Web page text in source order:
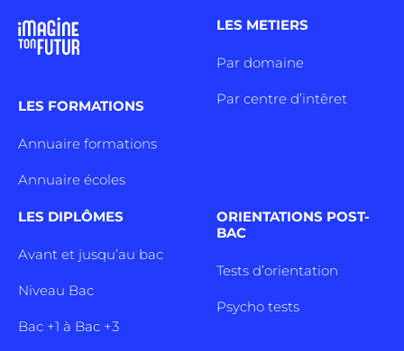
LES FORMATIONS
Annuaire formations
Annuaire écoles
LES METIERS
Par domaine
Par centre d’intêret
LES DIPLÔMES
Avant et jusqu’au bac
Niveau Bac
Bac +1 à Bac +3
ORIENTATIONS POST-
BAC
Tests d’orientation
Psycho tests